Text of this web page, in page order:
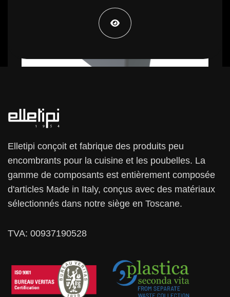
Elletipi conçoit et fabrique des produits peu
encombrants pour la cuisine et les poubelles. La
gamme de composants est entièrement composée
d'articles Made in Italy, conçus avec des matériaux
sélectionnés dans notre siège en Toscane.
TVA: 00937190528